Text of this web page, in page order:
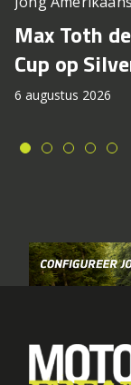
Max Toth
Cup op
6 augustus 2026